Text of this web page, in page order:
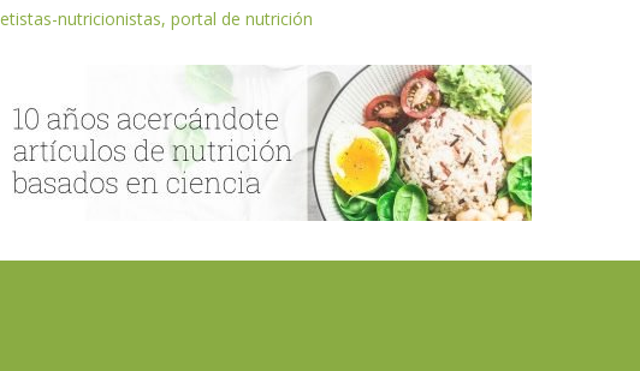
nutricionistas, portal de nutrición